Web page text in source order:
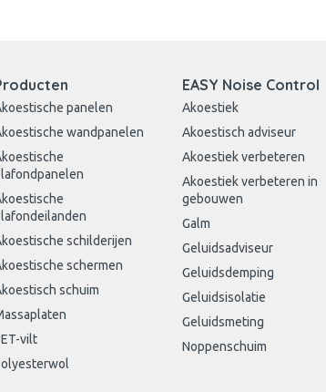
panelen
wandpanelen
schilderijen
schermen
schuim
vilt
EASY Noise Control
Akoestiek
Akoestisch adviseur
Akoestiek verbeteren
Akoestiek verbeteren in
gebouwen
Galm
Geluidsadviseur
Geluidsdemping
Geluidsisolatie
Geluidsmeting
Noppenschuim